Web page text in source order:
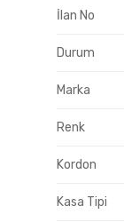
İlan No
Durum
Marka
Renk
Kordon
Kasa Tipi